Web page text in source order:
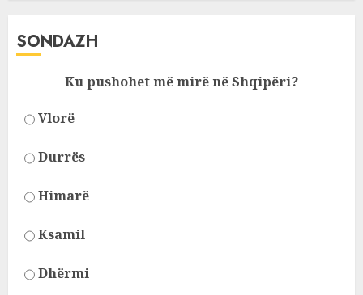
SONDAZH
Ku pushohet më mirë në Shqipëri?
Vlorë
Durrës
Himarë
Ksamil
Dhërmi